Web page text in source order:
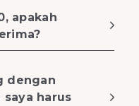
apakah
dengan
saya harus